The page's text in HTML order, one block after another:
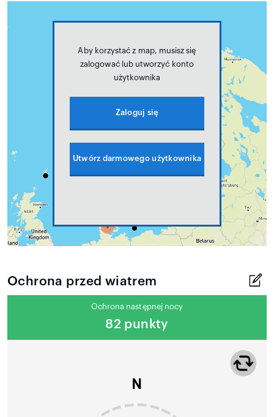
Aby korzystać z map, musisz się
zalogować lub utworzyć konto
użytkownika
Zaloguj się
Utwórz darmowego użytkownika
Ochrona przed wiatrem
Ochrona następnej nocy
82 punkty
N